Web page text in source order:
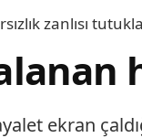
zanlısı
ekran